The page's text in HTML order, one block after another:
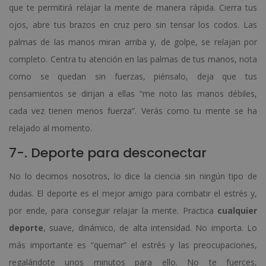
que te permitirá relajar la mente de manera rápida. Cierra tus
ojos, abre tus brazos en cruz pero sin tensar los codos. Las
palmas de las manos miran arriba y, de golpe, se relajan por
completo. Centra tu atención en las palmas de tus manos, nota
como se quedan sin fuerzas, piénsalo, deja que tus
pensamientos se dirijan a ellas “me noto las manos débiles,
cada vez tienen menos fuerza”. Verás como tu mente se ha
relajado al momento.
7-. Deporte para desconectar
No lo decimos nosotros, lo dice la ciencia sin ningún tipo de
dudas. El deporte es el mejor amigo para combatir el estrés y,
por ende, para conseguir relajar la mente. Practica cualquier
deporte, suave, dinámico, de alta intensidad. No importa. Lo
más importante es “quemar” el estrés y las preocupaciones,
regalándote unos minutos para ello. No te fuerces,